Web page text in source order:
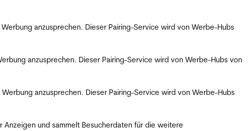
anzusprechen. Dieser Pairing-Service wird von Werbe-Hubs
anzusprechen. Dieser Pairing-Service wird von Werbe-Hubs von
anzusprechen. Dieser Pairing-Service wird von Werbe-Hubs
und sammelt Besucherdaten für die weitere